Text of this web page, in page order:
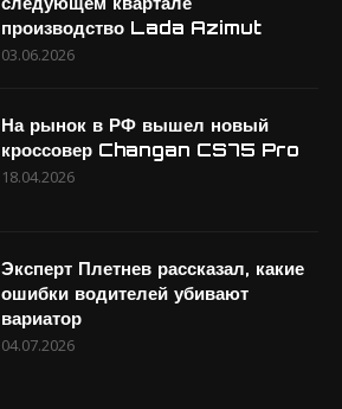
производство Lada Azimut
03.06.2026
На рынок в РФ вышел новый
кроссовер Changan CS75 Pro
18.04.2026
Эксперт Плетнев рассказал, какие
ошибки водителей убивают
вариатор
04.07.2026